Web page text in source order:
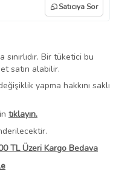
Satıcıya Sor
Bir tüketici bu
satın alabilir.
yapma hakkını saklı
tıklayın.
TL Üzeri Kargo Bedava